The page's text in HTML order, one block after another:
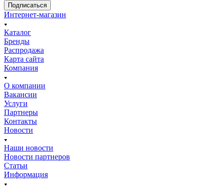
Подписаться
Интернет-магазин
Каталог
Бренды
Распродажа
Карта сайта
Компания
О компании
Вакансии
Услуги
Партнеры
Контакты
Новости
Наши новости
Новости партнеров
Статьи
Информация